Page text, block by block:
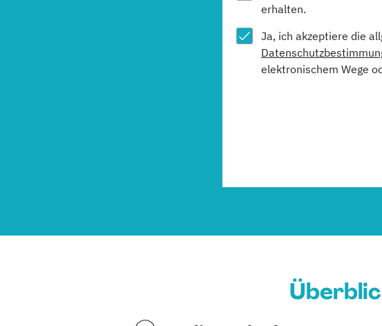
erhalten.
Ja, ich akzeptiere die
elektronischem Wege